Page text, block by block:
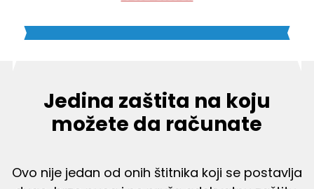
Jedina zaštita na koju
možete da računate
Ovo nije jedan od onih štitnika koji se postavlja